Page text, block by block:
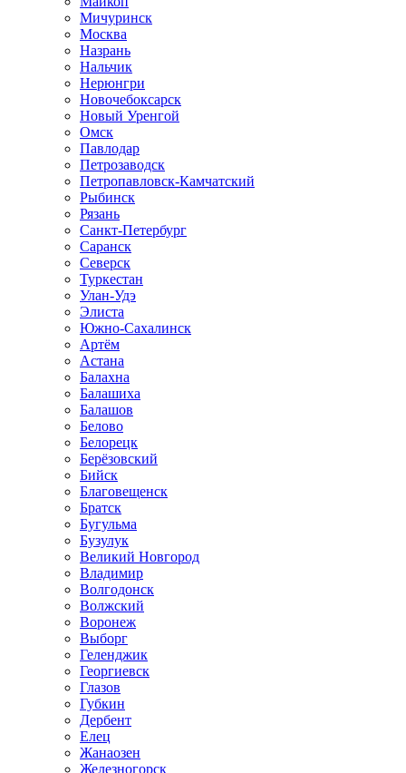
Мичуринск
Москва
Назрань
Нальчик
Нерюнгри
Новочебоксарск
Новый Уренгой
Омск
Павлодар
Петрозаводск
Петропавловск-Камчатский
Рыбинск
Рязань
Санкт-Петербург
Саранск
Северск
Туркестан
Улан-Удэ
Элиста
Южно-Сахалинск
Артём
Астана
Балахна
Балашиха
Балашов
Белово
Белорецк
Берёзовский
Бийск
Благовещенск
Братск
Бугульма
Бузулук
Великий Новгород
Владимир
Волгодонск
Волжский
Воронеж
Выборг
Геленджик
Георгиевск
Глазов
Губкин
Дербент
Елец
Жанаозен
Железногорск